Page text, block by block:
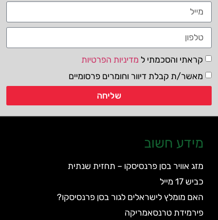
קראתי והסכמתי ל מדיניות הפרטיות
מאשר/ת קבלת דיוור וחומרים פרסומיים
שליחה
מידע חשוב
מזג אוויר בסן פרנסיסקו – תחזית שנתית
כביש 17 מייל
האם מומלץ לישראלים לגור בסן פרנסיסקו?
פירמידת טרנסאמריקה